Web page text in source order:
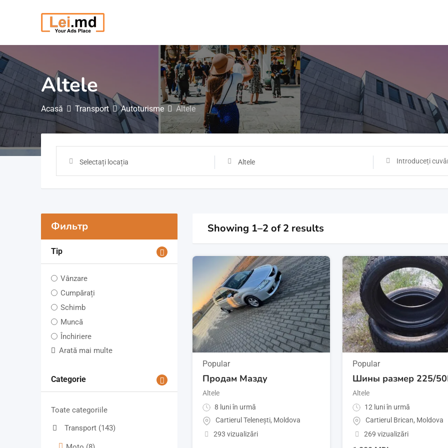
Altele
Acasă Transport Autoturisme Altele
Selectați locația Altele
Фильтр
Tip
Vânzare
Cumpărați
Schimb
Muncă
Închiriere
Arată mai multe
Categorie
Toate categoriile
Transport (143)
Showing 1–2 of 2 results
Popular
Продам Мазду
Altele
8 luni în urmă
Cartierul Telenești, Moldova
293 vizualizări
Popular
Шины размер 225/
Altele
12 luni în urmă
Cartierul Brican, Moldova
269 vizualizări